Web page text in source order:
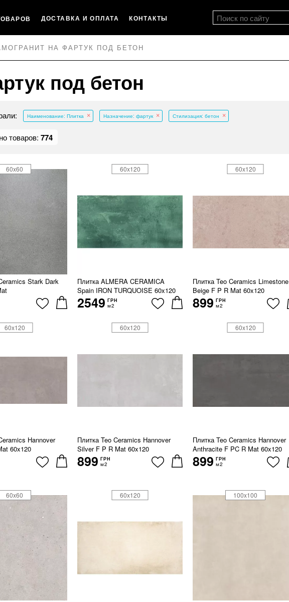
ДОСТАВКА И ОПЛАТА КОНТАКТЫ
НА ФАРТУК ПОД БЕТОН
под бетон
Наименование: Плитка Назначение: фартук Стилизация: бетон
товаров: 774
Stark Dark
60x60
Плитка ALMERA CERAMICA
Spain IRON TURQUOISE 60x120
2549 ГРН
м2
60x120
Плитка Teo Ceramics Limestone
Beige F P R Mat 60x120
899 ГРН
м2
60x120
Hannover
60x120
60x120
Плитка Teo Ceramics Hannover
Silver F P R Mat 60x120
899 ГРН
м2
60x120
Плитка Teo Ceramics Hannover
Anthracite F PC R Mat 60x120
899 ГРН
м2
60x120
60x60 60x120 100x100